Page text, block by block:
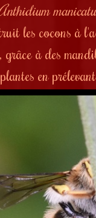
les cocons à
à des
plantes en